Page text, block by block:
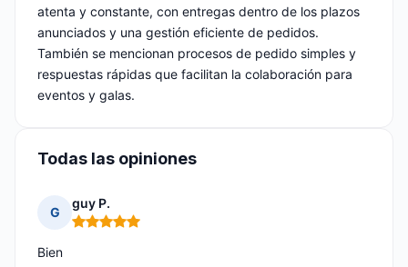
atenta y constante, con entregas dentro de los plazos
anunciados y una gestión eficiente de pedidos.
También se mencionan procesos de pedido simples y
respuestas rápidas que facilitan la colaboración para
eventos y galas.
Todas las opiniones
G
guy P.
Nota: 5 de 5
Bien